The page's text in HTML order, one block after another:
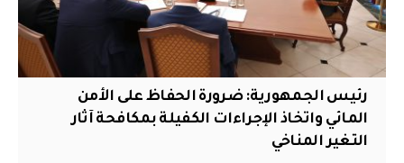
رئيس الجمهورية: ضرورة الحفاظ على الأمن
المائي واتخاذ الإجراءات الكفيلة بمكافحة آثار
التغير المناخي